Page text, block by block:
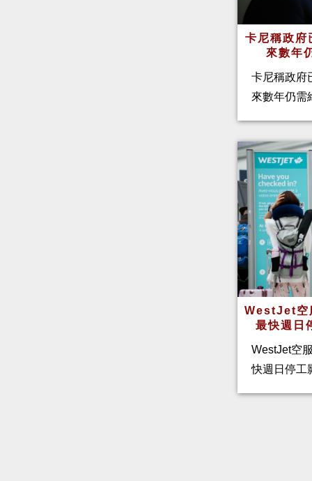
卡尼稱政府
來數年
卡尼稱政府
來數年仍需
WestJet空
最快週日
WestJet空
快週日停工